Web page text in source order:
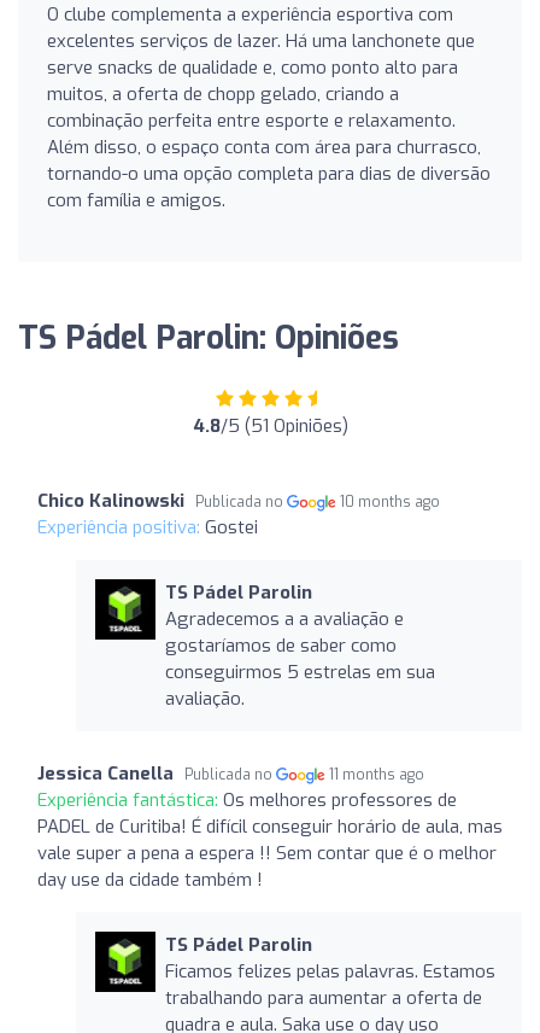
O clube complementa a experiência esportiva com
excelentes serviços de lazer. Há uma lanchonete que
serve snacks de qualidade e, como ponto alto para
muitos, a oferta de chopp gelado, criando a
combinação perfeita entre esporte e relaxamento.
Além disso, o espaço conta com área para churrasco,
tornando-o uma opção completa para dias de diversão
com família e amigos.
TS Pádel Parolin: Opiniões
4.8/5 (51 Opiniões)
Chico Kalinowski Publicada no 10 months ago
Experiência positiva: Gostei
TS Pádel Parolin
Agradecemos a a avaliação e
gostaríamos de saber como
conseguirmos 5 estrelas em sua
avaliação.
Jessica Canella Publicada no 11 months ago
Experiência fantástica: Os melhores professores de
PADEL de Curitiba! É difícil conseguir horário de aula, mas
vale super a pena a espera !! Sem contar que é o melhor
day use da cidade também !
TS Pádel Parolin
Ficamos felizes pelas palavras. Estamos
trabalhando para aumentar a oferta de
quadra e aula. Saka use o day uso